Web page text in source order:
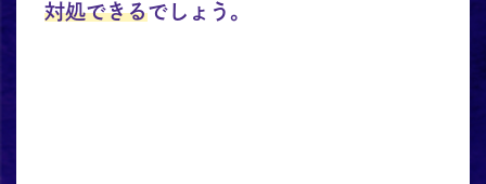
対処できるでしょう。